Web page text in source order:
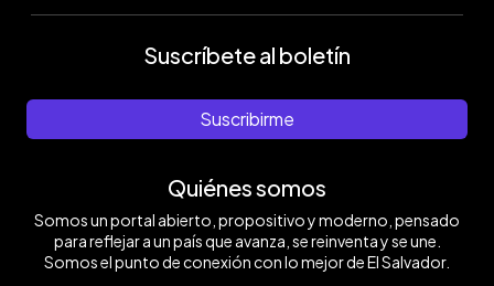
Suscríbete al boletín
Suscribirme
Quiénes somos
Somos un portal abierto, propositivo y moderno, pensado
para reflejar a un país que avanza, se reinventa y se une.
Somos el punto de conexión con lo mejor de El Salvador.